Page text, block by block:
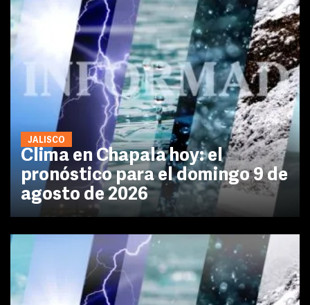
JALISCO
Clima en Chapala hoy: el
pronóstico para el domingo 9 de
agosto de 2026